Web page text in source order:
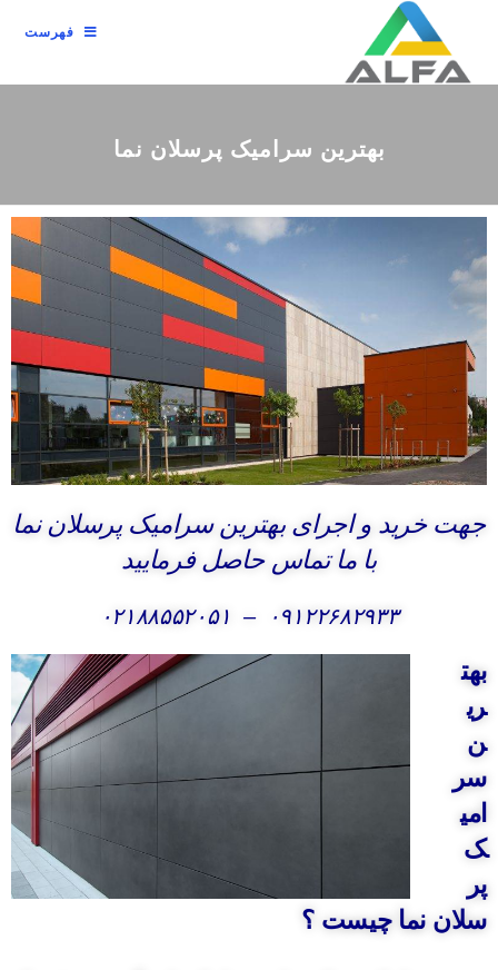
فهرست
بهترین سرامیک پرسلان نما
جهت خرید و اجرای بهترین سرامیک پرسلان نما
با ما تماس حاصل فرمایید
۰۹۱۲۲۶۸۲۹۳۳ – ۰۲۱۸۸۵۵۲۰۵۱
بهت
ری
ن
سر
امی
ک
پر
سلان نما چیست ؟